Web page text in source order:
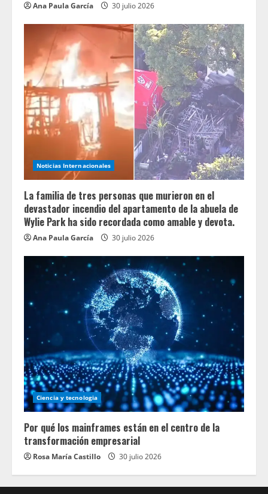
Ana Paula García 30 julio 2026
Noticias Internacionales
La familia de tres personas que murieron en el
devastador incendio del apartamento de la abuela de
Wylie Park ha sido recordada como amable y devota.
Ana Paula García 30 julio 2026
Ciencia y tecnologia
Por qué los mainframes están en el centro de la
transformación empresarial
Rosa María Castillo 30 julio 2026